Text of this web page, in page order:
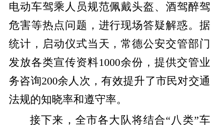
电动车驾乘人员规范佩戴头盔、酒驾醉驾
危害等热点问题，进行现场答疑解惑。据
统计，启动仪式当天，常德公安交管部门
发放各类宣传资料1000余份，提供交管业
务咨询200余人次，有效提升了市民对交通
法规的知晓率和遵守率。
接下来，全市各大队将结合“八类”车